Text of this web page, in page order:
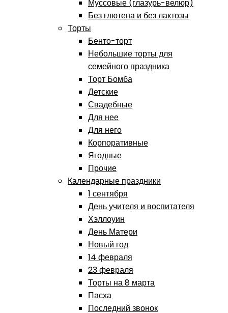
Муссовые (глазурь-велюр)
Без глютена и без лактозы
Торты
Бенто-торт
Небольшие торты для
семейного праздника
Торт Бомба
Детские
Свадебные
Для нее
Для него
Корпоративные
Ягодные
Прочие
Календарные праздники
1 сентября
День учителя и воспитателя
Хэллоуин
День Матери
Новый год
14 февраля
23 февраля
Торты на 8 марта
Пасха
Последний звонок